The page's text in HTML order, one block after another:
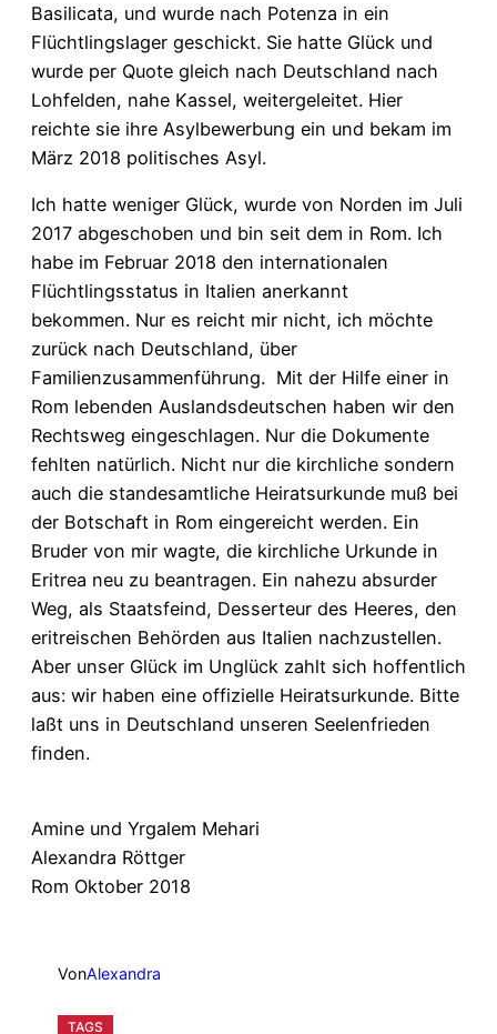
Basilicata, und wurde nach Potenza in ein
Flüchtlingslager geschickt. Sie hatte Glück und
wurde per Quote gleich nach Deutschland nach
Lohfelden, nahe Kassel, weitergeleitet. Hier
reichte sie ihre Asylbewerbung ein und bekam im
März 2018 politisches Asyl.
Ich hatte weniger Glück, wurde von Norden im Juli
2017 abgeschoben und bin seit dem in Rom. Ich
habe im Februar 2018 den internationalen
Flüchtlingsstatus in Italien anerkannt
bekommen. Nur es reicht mir nicht, ich möchte
zurück nach Deutschland, über
Familienzusammenführung. Mit der Hilfe einer in
Rom lebenden Auslandsdeutschen haben wir den
Rechtsweg eingeschlagen. Nur die Dokumente
fehlten natürlich. Nicht nur die kirchliche sondern
auch die standesamtliche Heiratsurkunde muß bei
der Botschaft in Rom eingereicht werden. Ein
Bruder von mir wagte, die kirchliche Urkunde in
Eritrea neu zu beantragen. Ein nahezu absurder
Weg, als Staatsfeind, Desserteur des Heeres, den
eritreischen Behörden aus Italien nachzustellen.
Aber unser Glück im Unglück zahlt sich hoffentlich
aus: wir haben eine offizielle Heiratsurkunde. Bitte
laßt uns in Deutschland unseren Seelenfrieden
finden.
Amine und Yrgalem Mehari
Alexandra Röttger
Rom Oktober 2018
VonAlexandra
TAGS